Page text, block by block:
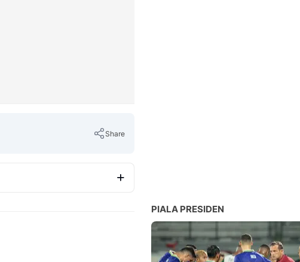
Share
PIALA PRESIDEN